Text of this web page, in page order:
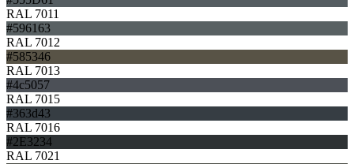
RAL 7011
#596163
RAL 7012
#585346
RAL 7013
#4c5057
RAL 7015
#363d43
RAL 7016
#2E3234
RAL 7021